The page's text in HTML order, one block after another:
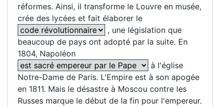
réformes. Ainsi, il transforme le Louvre en musée,
crée des lycées et fait élaborer le
, une législation que
beaucoup de pays ont adopté par la suite. En
1804, Napoléon
à l'église
Notre-Dame de Paris. L'Empire est à son apogée
en 1811. Mais le désastre à Moscou contre les
Russes marque le début de la fin pour l'empereur.